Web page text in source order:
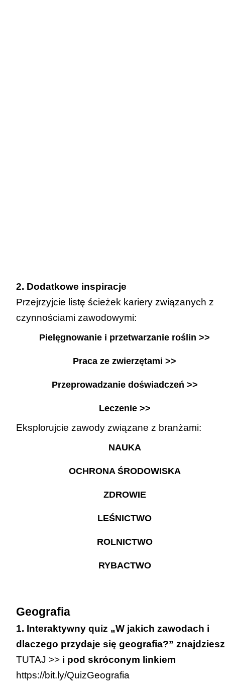
2. Dodatkowe inspiracje
Przejrzyjcie listę ścieżek kariery związanych z
czynnościami zawodowymi:
Pielęgnowanie i przetwarzanie roślin >>
Praca ze zwierzętami >>
Przeprowadzanie doświadczeń >>
Leczenie >>
Eksplorujcie zawody związane z branżami:
NAUKA
OCHRONA ŚRODOWISKA
ZDROWIE
LEŚNICTWO
ROLNICTWO
RYBACTWO
Geografia
1. Interaktywny quiz „W jakich zawodach i
dlaczego przydaje się geografia?” znajdziesz
TUTAJ >> i pod skróconym linkiem
https://bit.ly/QuizGeografia